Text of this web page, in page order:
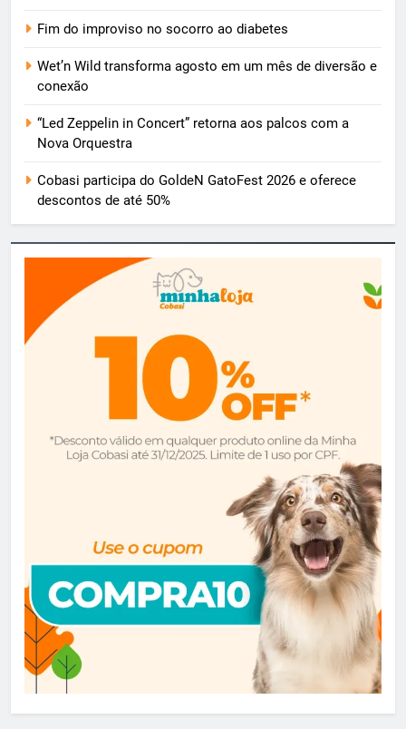
Fim do improviso no socorro ao diabetes
Wet’n Wild transforma agosto em um mês de diversão e
conexão
“Led Zeppelin in Concert” retorna aos palcos com a
Nova Orquestra
Cobasi participa do GoldeN GatoFest 2026 e oferece
descontos de até 50%